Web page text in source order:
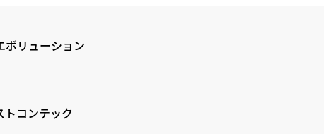
ボリューション
トコンテック